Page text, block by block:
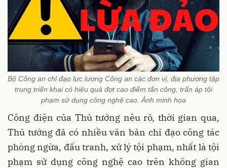
Bộ Công an chỉ đạo lực lượng Công an các đơn vị, địa phương tập
trung triển khai có hiệu quả đợt cao điểm tấn công, trấn áp tội
phạm sử dụng công nghệ cao. Ảnh minh họa
Công điện của Thủ tướng nêu rõ, thời gian qua,
Thủ tướng đã có nhiều văn bản chỉ đạo công tác
phòng ngừa, đấu tranh, xử lý tội phạm, nhất là tội
phạm sử dụng công nghệ cao trên không gian